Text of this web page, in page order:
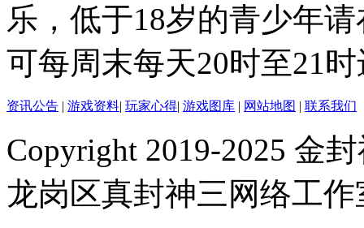
乐，低于18岁的青少年
可每周末每天20时至21
资讯公告 | 游戏资料| 玩家心得| 游戏图库 | 网站地图 | 联系我们
Copyright 2019-2025 金
龙岗区真封神三网络工